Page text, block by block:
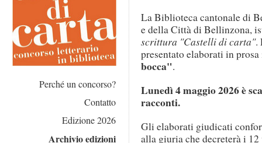
Perché un concorso?
Contatto
Edizione 2026
Archivio edizioni
La Biblioteca cantonale di
e della Città di Bellinzona,
scrittura "Castelli di carta".
presentato elaborati in
bocca".
Lunedì 4 maggio 2026 è
racconti.
Gli elaborati giudicati
alla giuria che decreterà i